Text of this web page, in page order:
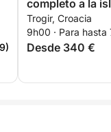
completo a la
o sin patrón
Trogir, Croacia
9h00 · Para hasta
Desde 340 €